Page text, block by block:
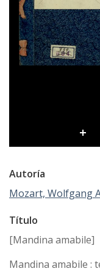
Autoría
Mozart, Wolfgang
Título
[Mandina amabile]
Mandina amabile :